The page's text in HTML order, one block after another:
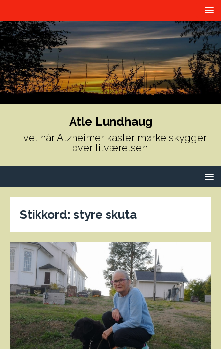
Atle Lundhaug
Livet når Alzheimer kaster mørke skygger
over tilværelsen.
Stikkord: styre skuta